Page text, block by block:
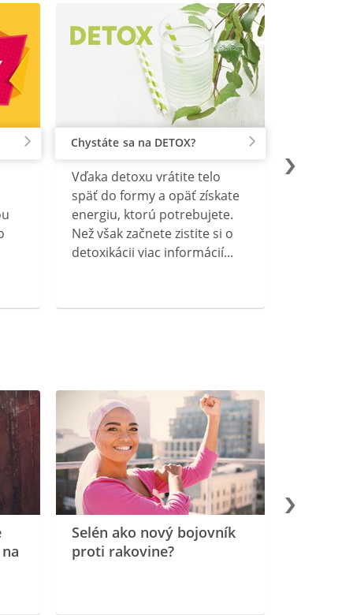
Chystáte sa na DETOX?
Vďaka detoxu vrátite telo
späť do formy a opäť získate
energiu, ktorú potrebujete.
Než však začnete zistite si o
detoxikácii viac informácií...
Selén ako nový bojovník
proti rakovine?